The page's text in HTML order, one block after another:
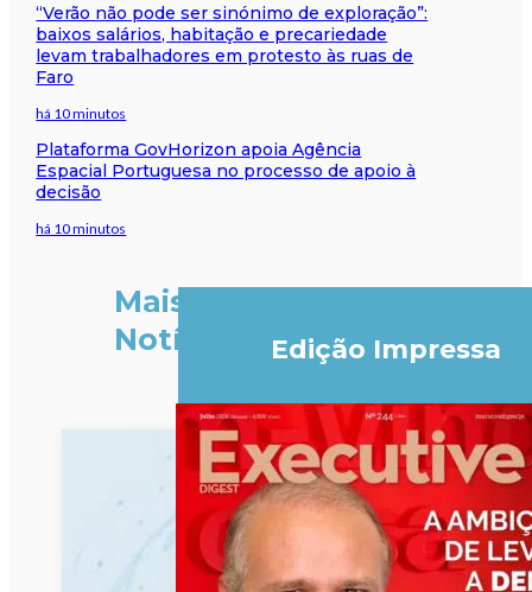
“Verão não pode ser sinónimo de exploração”:
baixos salários, habitação e precariedade
levam trabalhadores em protesto às ruas de
Faro
há 10 minutos
Plataforma GovHorizon apoia Agência
Espacial Portuguesa no processo de apoio à
decisão
há 10 minutos
Mais
Notícias
Edição Impressa